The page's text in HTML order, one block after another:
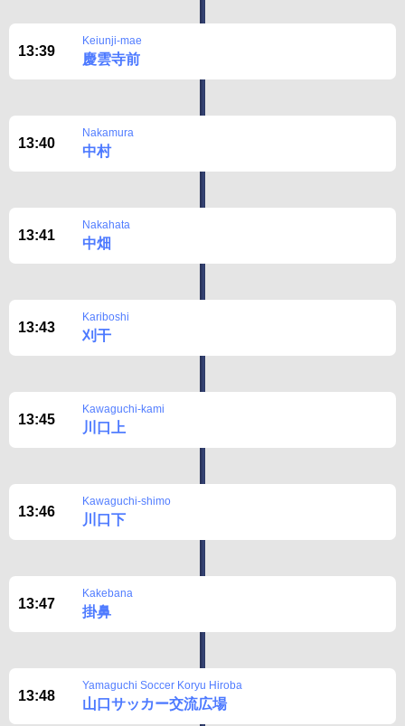
13:39
Keiunji-mae
慶雲寺前
13:40
Nakamura
中村
13:41
Nakahata
中畑
13:43
Kariboshi
刈干
13:45
Kawaguchi-kami
川口上
13:46
Kawaguchi-shimo
川口下
13:47
Kakebana
掛鼻
13:48
Yamaguchi Soccer Koryu Hiroba
山口サッカー交流広場